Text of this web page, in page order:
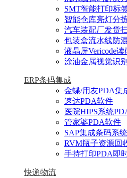
SMT智能打印标
智能仓库亮灯分
汽车装配厂发货
包装盒流水线防
液晶屏Vericode
涂油金属视觉识
ERP条码集成
金蝶/用友PDA集
速达PDA软件
医院HIPS系统
管家婆PDA软件
SAP集成条码系统
RVM瓶子资源回
手持打印PDA即
快递物流